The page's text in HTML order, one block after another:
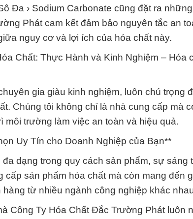
Đa › Sodium Carbonate cũng đặt ra
Phát cam kết đảm bảo nguyên tắc an
nguy cơ và lợi ích của hóa chất này.
Chất: Thực Hành và Kinh Nghiệm – Hóa
gia giàu kinh nghiệm, luôn chú trọng
Chúng tôi không chỉ là nhà cung cấp mà
môi trường làm việc an toàn và hiệu quả.
Uy Tín cho Doanh Nghiệp của Bạn**
dạng trong quy cách sản phẩm, sự sáng
sản phẩm hóa chất mà còn mang đến
từ nhiều ngành công nghiệp khác
Công Ty Hóa Chất Đắc Trường Phát luôn